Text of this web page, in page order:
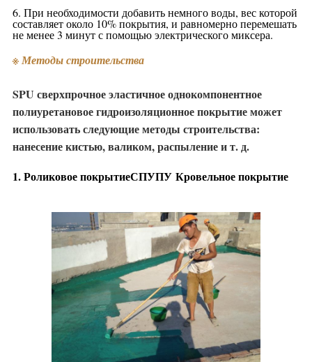
6. При необходимости добавить немного воды, вес которой
составляет около 10% покрытия, и равномерно перемешать
не менее 3 минут с помощью электрического миксера.
※ Методы строительства
SPU сверхпрочное эластичное однокомпонентное
полиуретановое гидроизоляционное покрытие может
использовать следующие методы строительства:
нанесение кистью, валиком, распыление и т. д.
1. Роликовое покрытиеСПУПУ Кровельное покрытие